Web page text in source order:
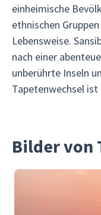
einheimische
ethnischen
Lebensweise.
nach einer
unberührte Inseln
Tapetenwechsel
Bilder von